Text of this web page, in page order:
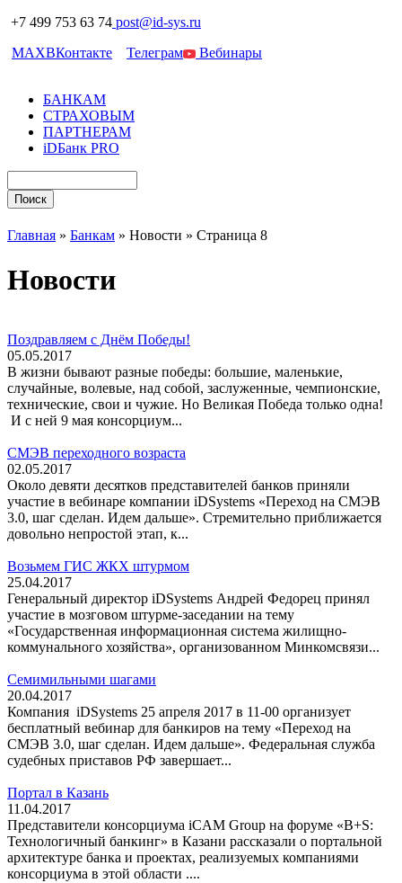
+7 499 753 63 74 post@id-sys.ru
MAXВКонтакте Телеграм Вебинары
БАНКАМ
СТРАХОВЫМ
ПАРТНЕРАМ
iDБанк PRO
Главная » Банкам » Новости » Страница 8
Новости
Поздравляем с Днём Победы!
05.05.2017
В жизни бывают разные победы: большие, маленькие,
случайные, волевые, над собой, заслуженные, чемпионские,
технические, свои и чужие. Но Великая Победа только одна!
И с ней 9 мая консорциум...
СМЭВ переходного возраста
02.05.2017
Около девяти десятков представителей банков приняли
участие в вебинаре компании iDSystems «Переход на СМЭВ
3.0, шаг сделан. Идем дальше». Стремительно приближается
довольно непростой этап, к...
Возьмем ГИС ЖКХ штурмом
25.04.2017
Генеральный директор iDSystems Андрей Федорец принял
участие в мозговом штурме-заседании на тему
«Государственная информационная система жилищно-
коммунального хозяйства», организованном Минкомсвязи...
Семимильными шагами
20.04.2017
Компания iDSystems 25 апреля 2017 в 11-00 организует
бесплатный вебинар для банкиров на тему «Переход на
СМЭВ 3.0, шаг сделан. Идем дальше». Федеральная служба
судебных приставов РФ завершает...
Портал в Казань
11.04.2017
Представители консорциума iCAM Group на форуме «B+S:
Технологичный банкинг» в Казани рассказали о портальной
архитектуре банка и проектах, реализуемых компаниями
консорциума в этой области ....